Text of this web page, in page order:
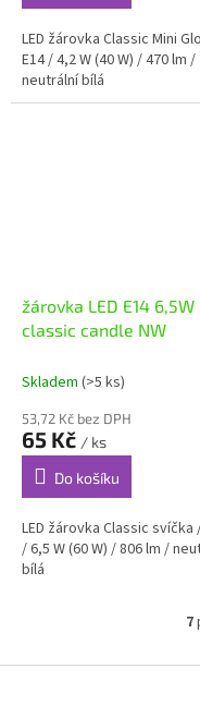
LED žárovka Classic Mini
E14 / 4,2 W (40 W) / 470 lm /
neutrální bílá
žárovka LED E14 6,5W
classic candle NW
Skladem (>5 ks)
53,72 Kč bez DPH
65 Kč / ks
Do košíku
LED žárovka Classic svíčka
/ 6,5 W (60 W) / 806 lm /
bílá
7